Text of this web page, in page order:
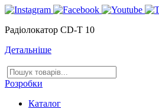
Радіолокатор CD-T 10
Детальніше
Пошук
товарів
Розробки
Каталог